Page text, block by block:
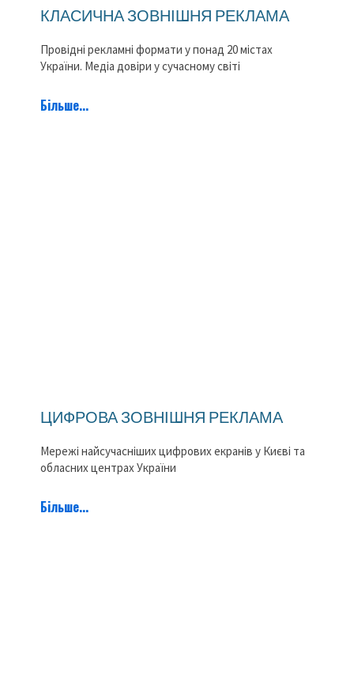
КЛАСИЧНА ЗОВНІШНЯ РЕКЛАМА
Провідні рекламні формати у понад 20 містах
України. Медіа довіри у сучасному світі
Більше...
ЦИФРОВА ЗОВНІШНЯ РЕКЛАМА
Мережі найсучасніших цифрових екранів у Києві та
обласних центрах України
Більше...